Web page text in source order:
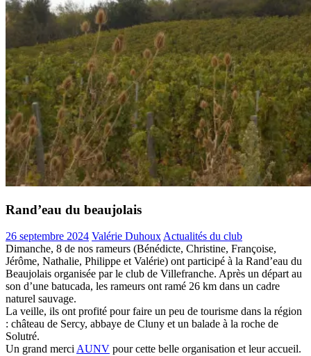
Rand’eau du beaujolais
26 septembre 2024 Valérie DuhouxActualités du club
Dimanche, 8 de nos rameurs (Bénédicte, Christine, Françoise,
Jérôme, Nathalie, Philippe et Valérie) ont participé à la Rand’eau du
Beaujolais organisée par le club de Villefranche. Après un départ au
son d’une batucada, les rameurs ont ramé 26 km dans un cadre
naturel sauvage.
La veille, ils ont profité pour faire un peu de tourisme dans la région
: château de Sercy, abbaye de Cluny et un balade à la roche de
Solutré.
Un grand merciAUNV pour cette belle organisation et leur accueil.